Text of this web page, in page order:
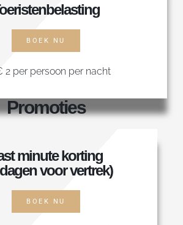
BOEK NU
2 per persoon per nacht
Promoties
minute korting
voor vertrek)
BOEK NU